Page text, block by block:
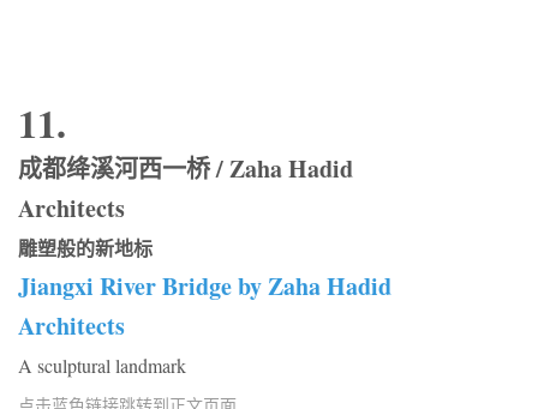
11.
成都绛溪河西一桥 / Zaha Hadid
Architects
雕塑般的新地标
Jiangxi River Bridge by Zaha Hadid
Architects
A sculptural landmark